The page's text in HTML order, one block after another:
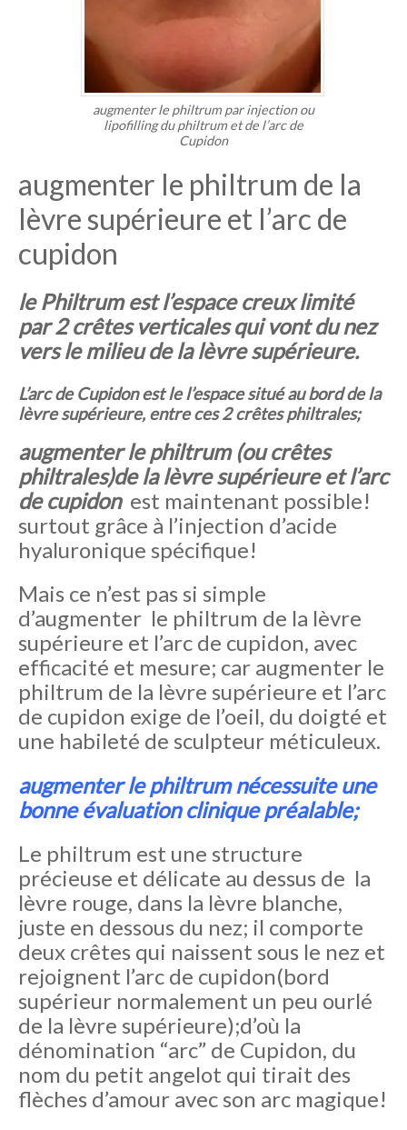
augmenter le philtrum par injection ou
lipofilling du philtrum et de l’arc de
Cupidon
augmenter le philtrum de la
lèvre supérieure et l’arc de
cupidon
le Philtrum est l’espace creux limité
par 2 crêtes verticales qui vont du nez
vers le milieu de la lèvre supérieure.
L’arc de Cupidon est le l’espace situé au bord de la
lèvre supérieure, entre ces 2 crêtes philtrales;
augmenter le philtrum (ou crêtes
philtrales)de la lèvre supérieure et l’arc
de cupidon est maintenant possible!
surtout grâce à l’injection d’acide
hyaluronique spécifique!
Mais ce n’est pas si simple
d’augmenter le philtrum de la lèvre
supérieure et l’arc de cupidon, avec
efficacité et mesure; car augmenter le
philtrum de la lèvre supérieure et l’arc
de cupidon exige de l’oeil, du doigté et
une habileté de sculpteur méticuleux.
augmenter le philtrum nécessuite une
bonne évaluation clinique préalable;
Le philtrum est une structure
précieuse et délicate au dessus de la
lèvre rouge, dans la lèvre blanche,
juste en dessous du nez; il comporte
deux crêtes qui naissent sous le nez et
rejoignent l’arc de cupidon(bord
supérieur normalement un peu ourlé
de la lèvre supérieure);d’où la
dénomination “arc” de Cupidon, du
nom du petit angelot qui tirait des
flèches d’amour avec son arc magique!